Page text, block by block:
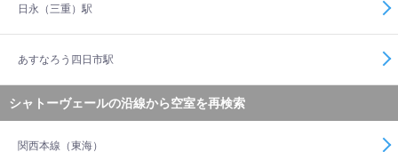
日永（三重）駅
あすなろう四日市駅
シャトーヴェールの沿線から空室を再検索
関西本線（東海）